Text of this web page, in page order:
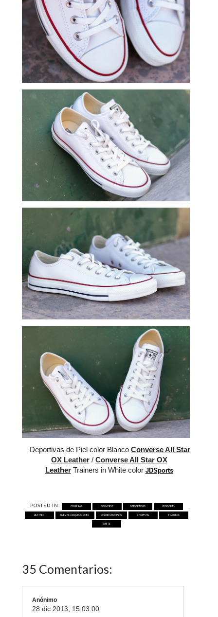
Deportivas de Piel color Blanco Converse All Star
OX Leather/ Converse All Star OX
LeatherTrainers in White color JDSports
POSTED IN: COMPRAS CONVERSE DEPORTIVAS JDSPORTS
LEATHER NUEVAS ADQUISICIONES ONLINE SHOPPING SHOPPING TRAINERS
WHITE
35 Comentarios:
Anónimo
28 dic 2013, 15:03:00